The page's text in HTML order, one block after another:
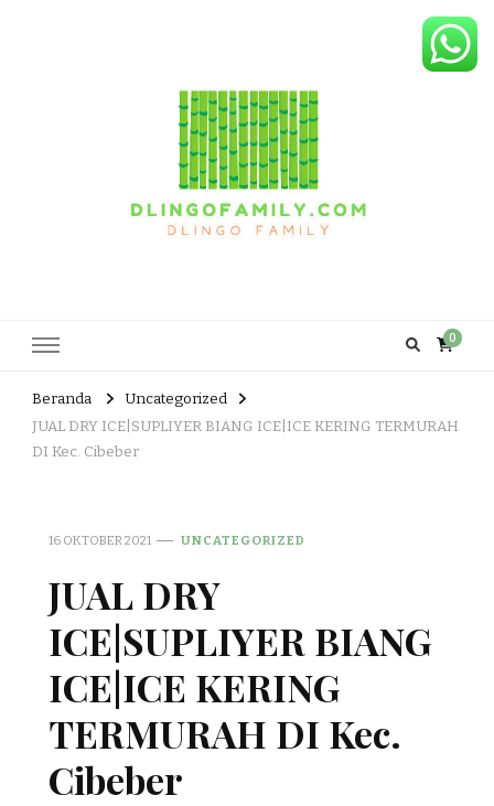
0
Beranda
Uncategorized
JUAL DRY ICE|SUPLIYER BIANG ICE|ICE KERING TERMURAH
DI Kec. Cibeber
16 OKTOBER 2021 UNCATEGORIZED
JUAL DRY
ICE|SUPLIYER BIANG
ICE|ICE KERING
TERMURAH DI Kec.
Cibeber